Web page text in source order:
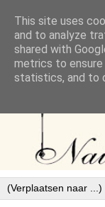
This site uses
and to analyze
shared with
metrics to
statistics, and to